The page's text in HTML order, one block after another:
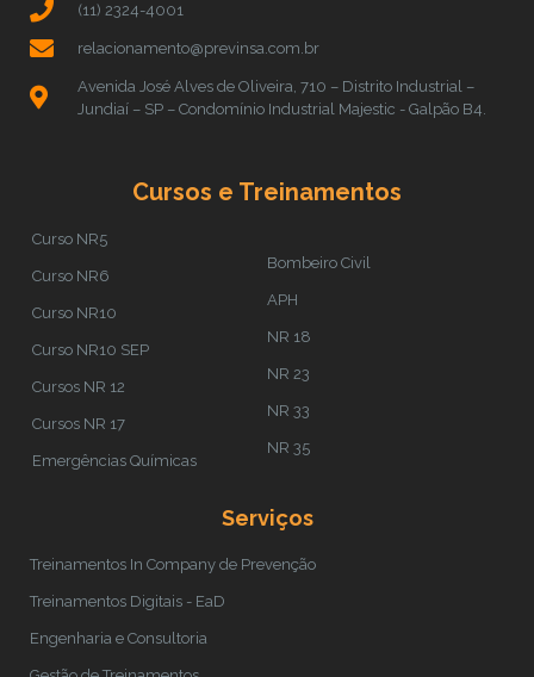
(11) 2324-4001
relacionamento@previnsa.com.br
Avenida José Alves de Oliveira, 710 – Distrito Industrial –
Jundiaí – SP – Condomínio Industrial Majestic - Galpão B4.
Cursos e Treinamentos
Curso NR5
Curso NR6
Curso NR10
Curso NR10 SEP
Cursos NR 12
Cursos NR 17
Emergências Químicas
Bombeiro Civil
APH
NR 18
NR 23
NR 33
NR 35
Serviços
Treinamentos In Company de Prevenção
Treinamentos Digitais - EaD
Engenharia e Consultoria